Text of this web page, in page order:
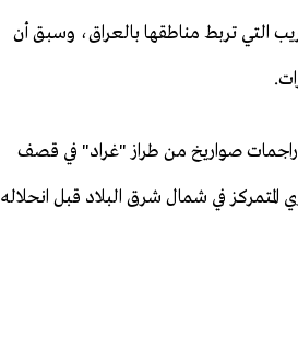
التي تربط مناطقها بالعراق، وسبق أن
صواريخ من طراز "غراد" في قصف
في شمال شرق البلاد قبل انحلاله